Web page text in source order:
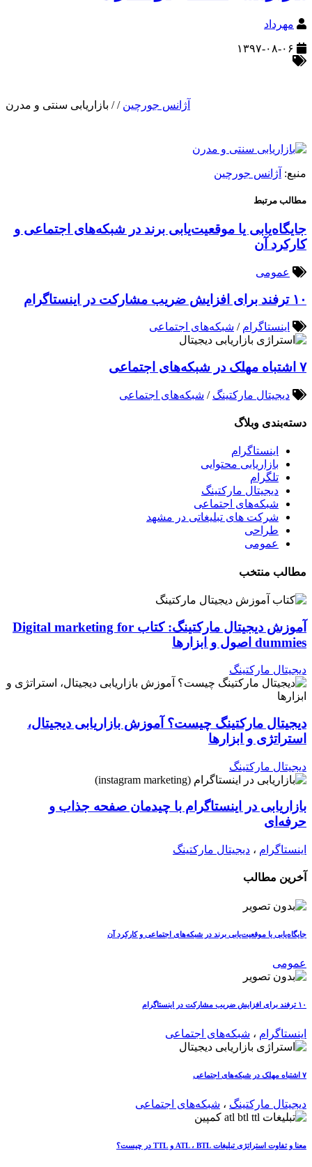
مهرداد
آژانس جورچین /
/ بازاریابی سنتی و مدرن
منبع: آژانس جورچین
مطالب مرتبط
جایگاه‌یابی یا موقعیت‌یابی برند در شبکه‌های اجتماعی و
کارکرد آن
عمومی
۱۰ ترفند برای افزایش ضریب مشارکت در اینستاگرام
اینستاگرام / شبکه‌های اجتماعی
۷ اشتباه مهلک در شبکه‌های اجتماعی
دیجیتال مارکتینگ / شبکه‌های اجتماعی
دسته‌بندی وبلاگ
اینستاگرام
بازاریابی محتوایی
تلگرام
دیجیتال مارکتینگ
شبکه‌های اجتماعی
شرکت های تبلیغاتی در مشهد
طراحی
عمومی
مطالب منتخب
آموزش دیجیتال مارکتینگ: کتاب Digital marketing for
dummies اصول و ابزارها
دیجیتال مارکتینگ
دیجیتال مارکتینگ چیست؟ آموزش بازاریابی دیجیتال،
استراتژی و ابزارها
دیجیتال مارکتینگ
بازاریابی در اینستاگرام با چیدمان صفحه جذاب و
حرفه‌ای
اینستاگرام ، دیجیتال مارکتینگ
آخرین مطالب
جایگاه‌یابی یا موقعیت‌یابی برند در شبکه‌های اجتماعی و کارکرد آن
عمومی
۱۰ ترفند برای افزایش ضریب مشارکت در اینستاگرام
اینستاگرام ، شبکه‌های اجتماعی
۷ اشتباه مهلک در شبکه‌های اجتماعی
دیجیتال مارکتینگ ، شبکه‌های اجتماعی
معنا و تفاوت استراتژی تبلیغات ATL ، BTL و TTL در چیست؟